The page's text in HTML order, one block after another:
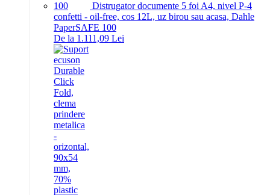
Distrugator documente 5 foi A4, nivel P-4
confetti - oil-free, cos 12L, uz birou sau acasa, Dahle
PaperSAFE 100
De la 1.111,09 Lei